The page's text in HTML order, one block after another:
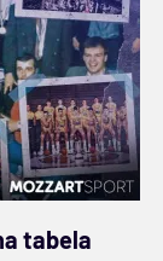
tabela